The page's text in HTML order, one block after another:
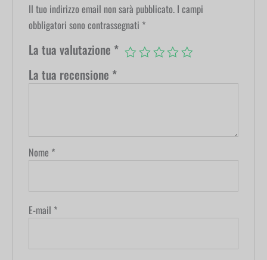
Il tuo indirizzo email non sarà pubblicato. I campi
obbligatori sono contrassegnati *
La tua valutazione *
La tua recensione *
Nome *
E-mail *